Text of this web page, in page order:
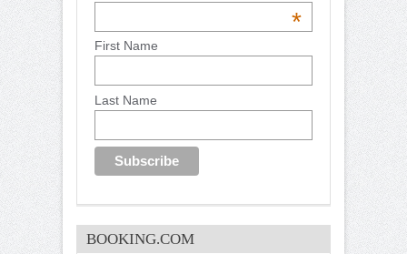
*
First Name
Last Name
BOOKING.COM